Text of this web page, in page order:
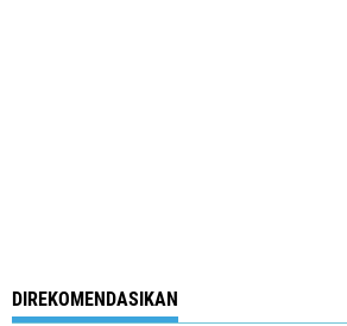
DIREKOMENDASIKAN